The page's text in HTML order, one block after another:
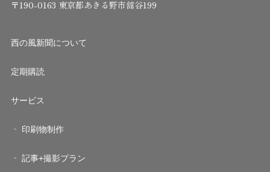
〒190-0163 東京都あきる野市舘谷199
西の風新聞について
定期購読
サービス
印刷物制作
記事+撮影プラン